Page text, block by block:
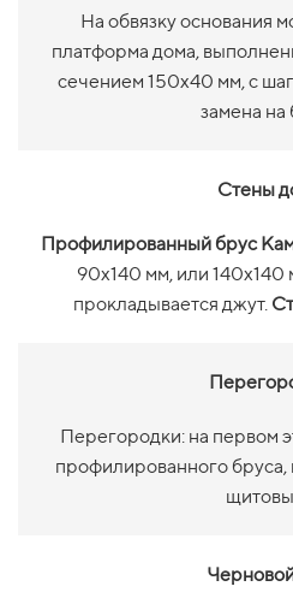
На обвязку основания
платформа дома,
сечением 150х40 мм, с
замена на
Стены
Профилированный брус
90х140 мм, или
прокладывается джут.
Перегородки: на первом
профилированного бруса,